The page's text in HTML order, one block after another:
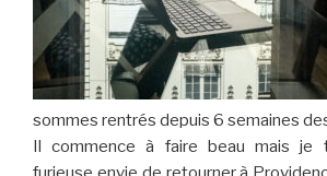
sommes rentrés depuis 6 semaines
Il commence à faire beau mais je